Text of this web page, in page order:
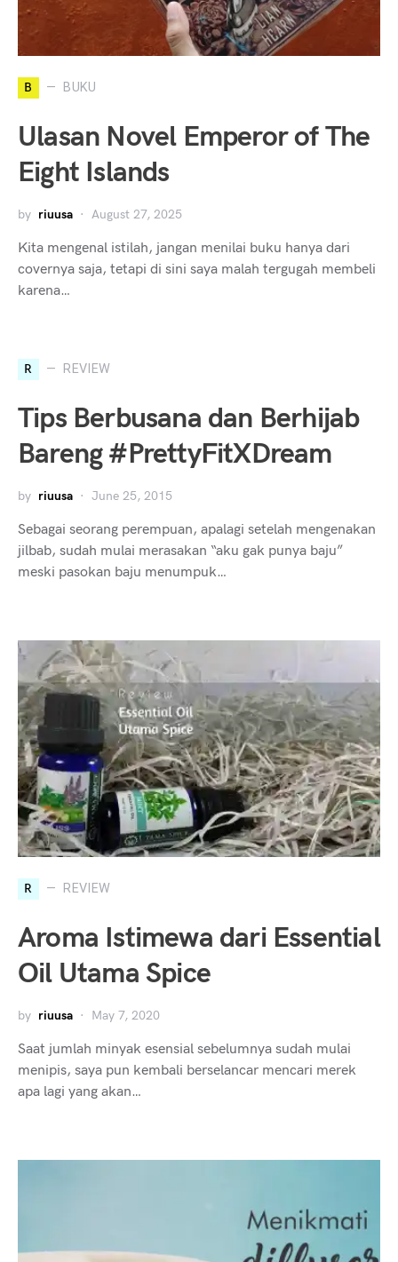
B BUKU
Ulasan Novel Emperor of The
Eight Islands
by riuusa August 27, 2025
Kita mengenal istilah, jangan menilai buku hanya dari
covernya saja, tetapi di sini saya malah tergugah membeli
karena…
R REVIEW
Tips Berbusana dan Berhijab
Bareng #PrettyFitXDream
by riuusa June 25, 2015
Sebagai seorang perempuan, apalagi setelah mengenakan
jilbab, sudah mulai merasakan “aku gak punya baju”
meski pasokan baju menumpuk…
R REVIEW
Aroma Istimewa dari Essential
Oil Utama Spice
by riuusa May 7, 2020
Saat jumlah minyak esensial sebelumnya sudah mulai
menipis, saya pun kembali berselancar mencari merek
apa lagi yang akan…